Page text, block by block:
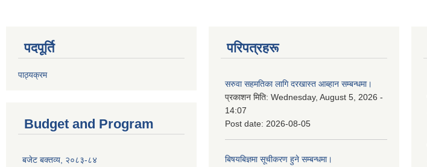
पदपूर्ति
पाठ्यक्रम
Budget and Program
बजेट बक्तव्य, २०८३-८४
परिपत्रहरू
सरुवा सहमतिका लागि दरखास्त आब्हान सम्बन्धमा।
प्रकाशन मिति: Wednesday, August 5, 2026 -
14:07
Post date: 2026-08-05
बिषयबिज्ञमा सूचीकरण हुने सम्बन्धमा।